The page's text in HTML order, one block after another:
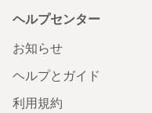
ヘルプセンター
お知らせ
ヘルプとガイド
利用規約